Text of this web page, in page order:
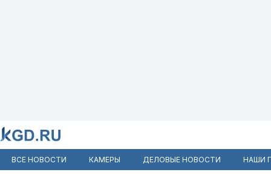
ВСЕ НОВОСТИ КАМЕРЫ ДЕЛОВЫЕ НОВОСТИ НАШИ